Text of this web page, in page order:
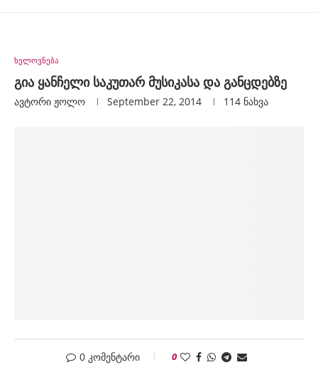
ხელოვნება
გია ყანჩელი საკუთარ მუსიკასა და განცდებზე
ავტორი Ჟოლო September 22, 2014 114 ნახვა
0 კომენტარი 0